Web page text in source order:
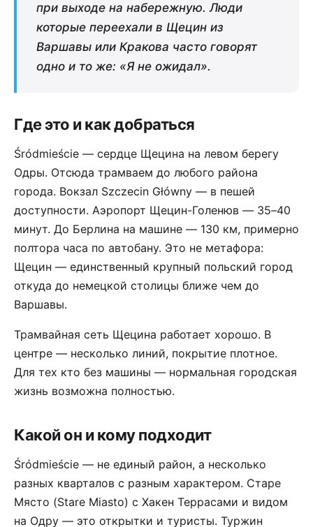
при выходе на набережную. Люди
которые переехали в Щецин из
Варшавы или Кракова часто говорят
одно и то же: «Я не ожидал».
Где это и как добраться
Śródmieście — сердце Щецина на левом берегу
Одры. Отсюда трамваем до любого района
города. Вокзал Szczecin Główny — в пешей
доступности. Аэропорт Щецин-Голенюв — 35–40
минут. До Берлина на машине — 130 км, примерно
полтора часа по автобану. Это не метафора:
Щецин — единственный крупный польский город
откуда до немецкой столицы ближе чем до
Варшавы.
Трамвайная сеть Щецина работает хорошо. В
центре — несколько линий, покрытие плотное.
Для тех кто без машины — нормальная городская
жизнь возможна полностью.
Какой он и кому подходит
Śródmieście — не единый район, а несколько
разных кварталов с разным характером. Старе
Място (Stare Miasto) с Хакен Террасами и видом
на Одру — это открытки и туристы. Туржин